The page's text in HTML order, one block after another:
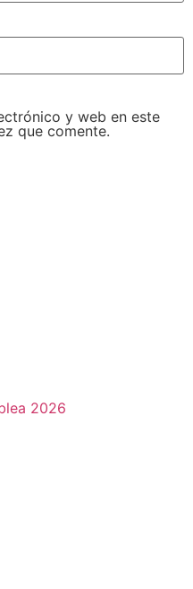
y web en este
que comente.
2026